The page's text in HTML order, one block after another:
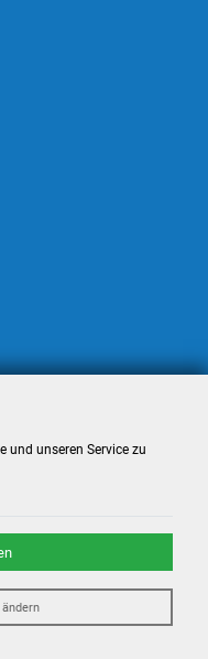
reserviert. -
und unseren Service zu